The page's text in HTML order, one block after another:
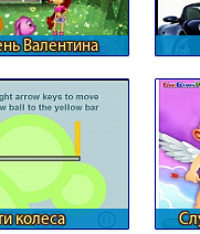
Валентина
колеса